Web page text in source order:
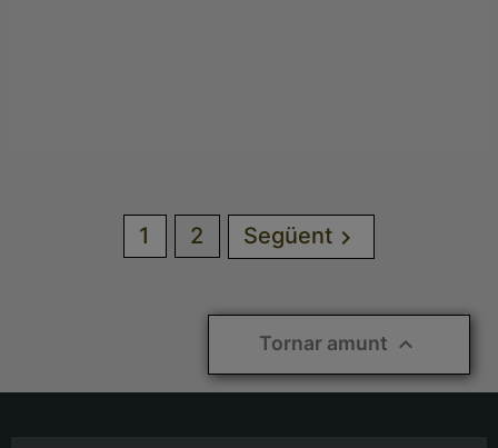
1 2 Següent 
Tornar amunt 